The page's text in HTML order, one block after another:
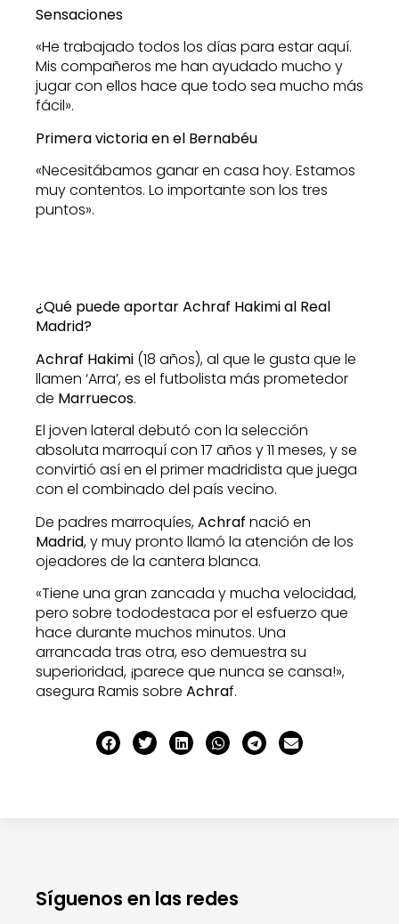
Sensaciones
«He trabajado todos los días para estar aquí.
Mis compañeros me han ayudado mucho y
jugar con ellos hace que todo sea mucho más
fácil».
Primera victoria en el Bernabéu
«Necesitábamos ganar en casa hoy. Estamos
muy contentos. Lo importante son los tres
puntos».
¿Qué puede aportar Achraf Hakimi al Real
Madrid?
Achraf Hakimi (18 años), al que le gusta que le
llamen ‘Arra’, es el futbolista más prometedor
de Marruecos.
El joven lateral debutó con la selección
absoluta marroquí con 17 años y 11 meses, y se
convirtió así en el primer madridista que juega
con el combinado del país vecino.
De padres marroquíes,Achraf nació en
Madrid, y muy pronto llamó la atención de los
ojeadores de la cantera blanca.
«Tiene una gran zancada y mucha velocidad,
pero sobre tododestaca por el esfuerzo que
hace durante muchos minutos. Una
arrancada tras otra, eso demuestra su
superioridad, ¡parece que nunca se cansa!»,
asegura Ramis sobre Achraf.
Síguenos en las redes